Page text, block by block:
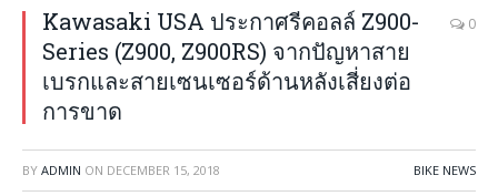
Kawasaki USA ประกาศรีคอลล์ Z900-
Series (Z900, Z900RS) จากปัญหาสาย
เบรกและสายเซนเซอร์ด้านหลังเสี่ยงต่อ
การขาด
0
BY ADMIN ON DECEMBER 15, 2018 BIKE NEWS